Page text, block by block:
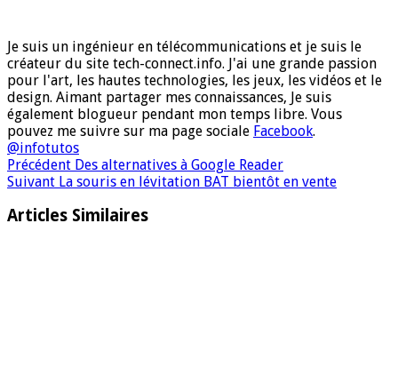
Je suis un ingénieur en télécommunications et je suis le
créateur du site tech-connect.info. J'ai une grande passion
pour l'art, les hautes technologies, les jeux, les vidéos et le
design. Aimant partager mes connaissances, Je suis
également blogueur pendant mon temps libre. Vous
pouvez me suivre sur ma page sociale Facebook.
@infotutos
Précédent Des alternatives à Google Reader
Suivant La souris en lévitation BAT bientôt en vente
Articles Similaires